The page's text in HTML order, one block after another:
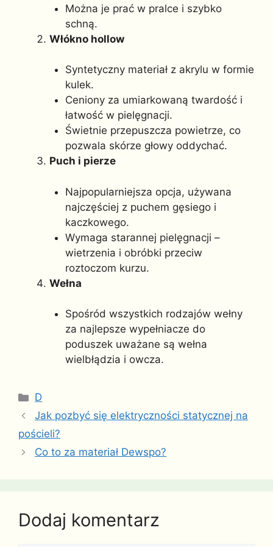
Można je prać w pralce i szybko
schną.
Włókno hollow
Syntetyczny materiał z akrylu w formie
kulek.
Ceniony za umiarkowaną twardość i
łatwość w pielęgnacji.
Świetnie przepuszcza powietrze, co
pozwala skórze głowy oddychać.
Puch i pierze
Najpopularniejsza opcja, używana
najczęściej z puchem gęsiego i
kaczkowego.
Wymaga starannej pielęgnacji –
wietrzenia i obróbki przeciw
roztoczom kurzu.
Wełna
Spośród wszystkich rodzajów wełny
za najlepsze wypełniacze do
poduszek uważane są wełna
wielbłądzia i owcza.
Kategorie
D
Jak pozbyć się elektryczności statycznej na
pościeli?
Co to za materiał Dewspo?
Dodaj komentarz